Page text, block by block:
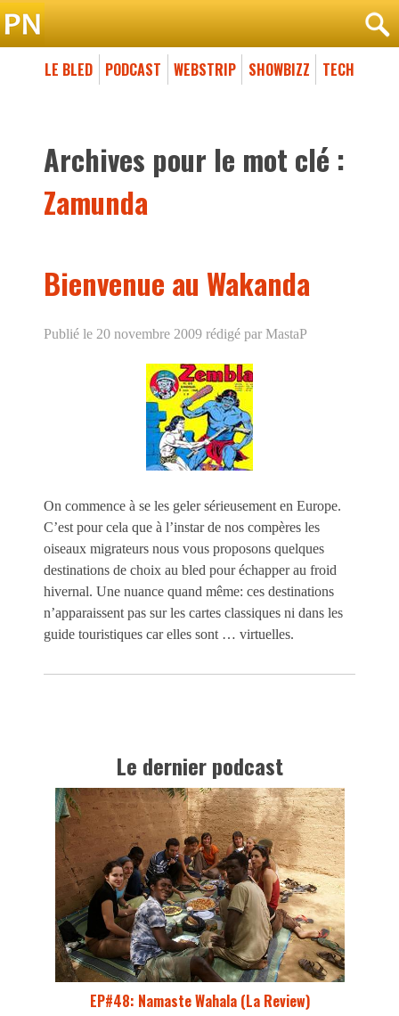
LE BLED PODCAST WEBSTRIP SHOWBIZZ TECH
Archives pour le mot clé :
Zamunda
Bienvenue au Wakanda
Publié le 20 novembre 2009 rédigé par MastaP
On commence à se les geler sérieusement en Europe.
C’est pour cela que à l’instar de nos compères les
oiseaux migrateurs nous vous proposons quelques
destinations de choix au bled pour échapper au froid
hivernal. Une nuance quand même: ces destinations
n’apparaissent pas sur les cartes classiques ni dans les
guide touristiques car elles sont … virtuelles.
Le dernier podcast
EP#48: Namaste Wahala (La Review)